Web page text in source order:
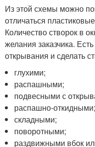
Из этой схемы можно
отличаться
Количество створок в
желания заказчика.
открывания и сделать
глухими;
распашными;
подвесными с
распашно-откидными;
складными;
поворотными;
раздвижными вбок